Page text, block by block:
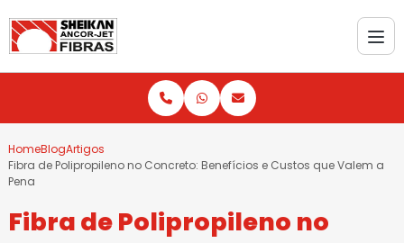
HomeBlogArtigos
Fibra de Polipropileno no Concreto: Benefícios e Custos que Valem a
Pena
Fibra de Polipropileno no